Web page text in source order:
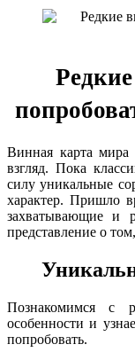
Винная карта
взгляд. Пока
силу уникальные
характер. Пришло
захватывающие и
представление о
Познакомимся с
особенности и
попробовать.